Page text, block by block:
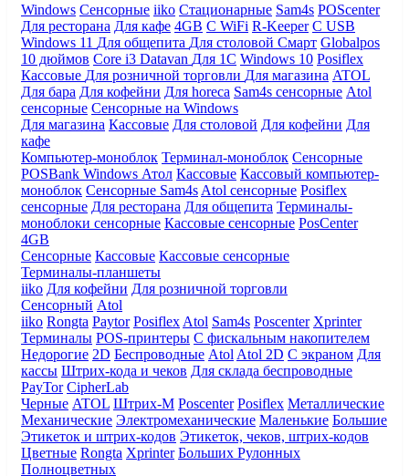
Windows Сенсорные iiko Стационарные Sam4s POScenter
Для ресторана Для кафе 4GB С WiFi R-Keeper С USB
Windows 11 Для общепита Для столовой Смарт Globalpos
10 дюймов Core i3 Datavan Для 1С Windows 10 Posiflex
Кассовые Для розничной торговли Для магазина ATOL
Для бара Для кофейни Для horeca Sam4s сенсорные Atol
сенсорные Сенсорные на Windows
Для магазина Кассовые Для столовой Для кофейни Для
кафе
Компьютер-моноблок Терминал-моноблок Сенсорные
POSBank Windows Атол Кассовые Кассовый компьютер-
моноблок Сенсорные Sam4s Atol сенсорные Posiflex
сенсорные Для ресторана Для общепита Терминалы-
моноблоки сенсорные Кассовые сенсорные PosCenter
4GB
Сенсорные Кассовые Кассовые сенсорные
Терминалы-планшеты
iiko Для кофейни Для розничной торговли
Сенсорный Atol
iiko Rongta Paytor Posiflex Atol Sam4s Poscenter Xprinter
Терминалы POS-принтеры С фискальным накопителем
Недорогие 2D Беспроводные Atol Atol 2D С экраном Для
кассы Штрих-кода и чеков Для склада беспроводные
PayTor CipherLab
Черные ATOL Штрих-М Poscenter Posiflex Металлические
Механические Электромеханические Маленькие Большие
Этикеток и штрих-кодов Этикеток, чеков, штрих-кодов
Цветные Rongta Xprinter Больших Рулонных
Полноцветных